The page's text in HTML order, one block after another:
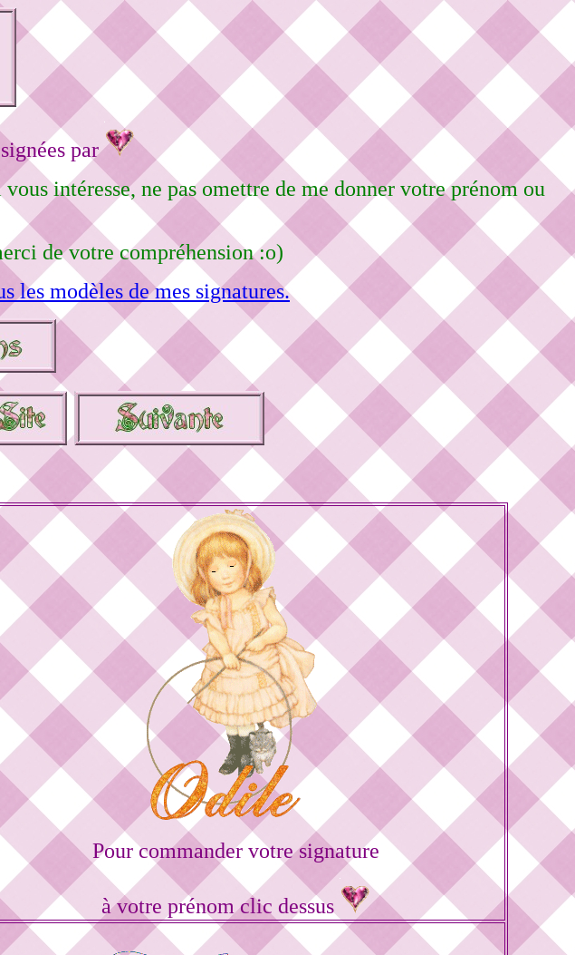
par
intéresse, ne pas omettre de me donner votre prénom ou
de votre compréhension :o)
les modèles de mes signatures.
Pour commander votre signature
à votre prénom clic dessus